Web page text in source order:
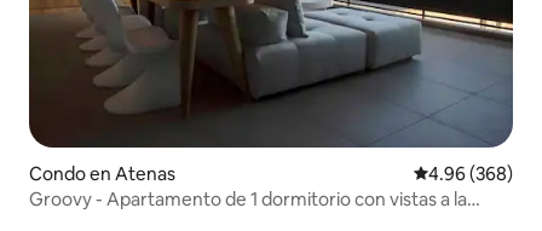
Condo en Atenas Calificación
4.96 (368)
Groovy - Apartamento de 1 dormitorio con vistas a la